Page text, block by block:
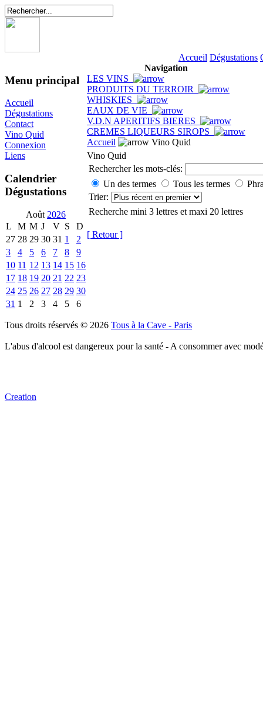
Accueil Dégustations
Menu principal
Accueil
Dégustations
Contact
Vino Quid
Connexion
Liens
Calendrier
Dégustations
Août 2026
L
M M J V S
D
27 28 29 30 31 1
2
3
4 5 6 7 8
9
10 11 12 13 14 15 16
17 18 19 20 21 22 23
24 25 26 27 28 29 30
31 1 2 3 4 5 6
Navigation
LES VINS
PRODUITS DU TERROIR
WHISKIES
EAUX DE VIE
V.D.N APERITIFS BIERES
CREMES LIQUEURS SIROPS
Accueil
Vino Quid
Vino Quid
Rechercher les mots-clés:
Un des termes
Tous les termes
Trier:
Recherche mini 3 lettres et maxi 20 lettres
[ Retour ]
Tous droits réservés © 2026 Tous à la Cave - Paris
L'abus d'alcool est dangereux pour la santé - A consommer avec
Creation